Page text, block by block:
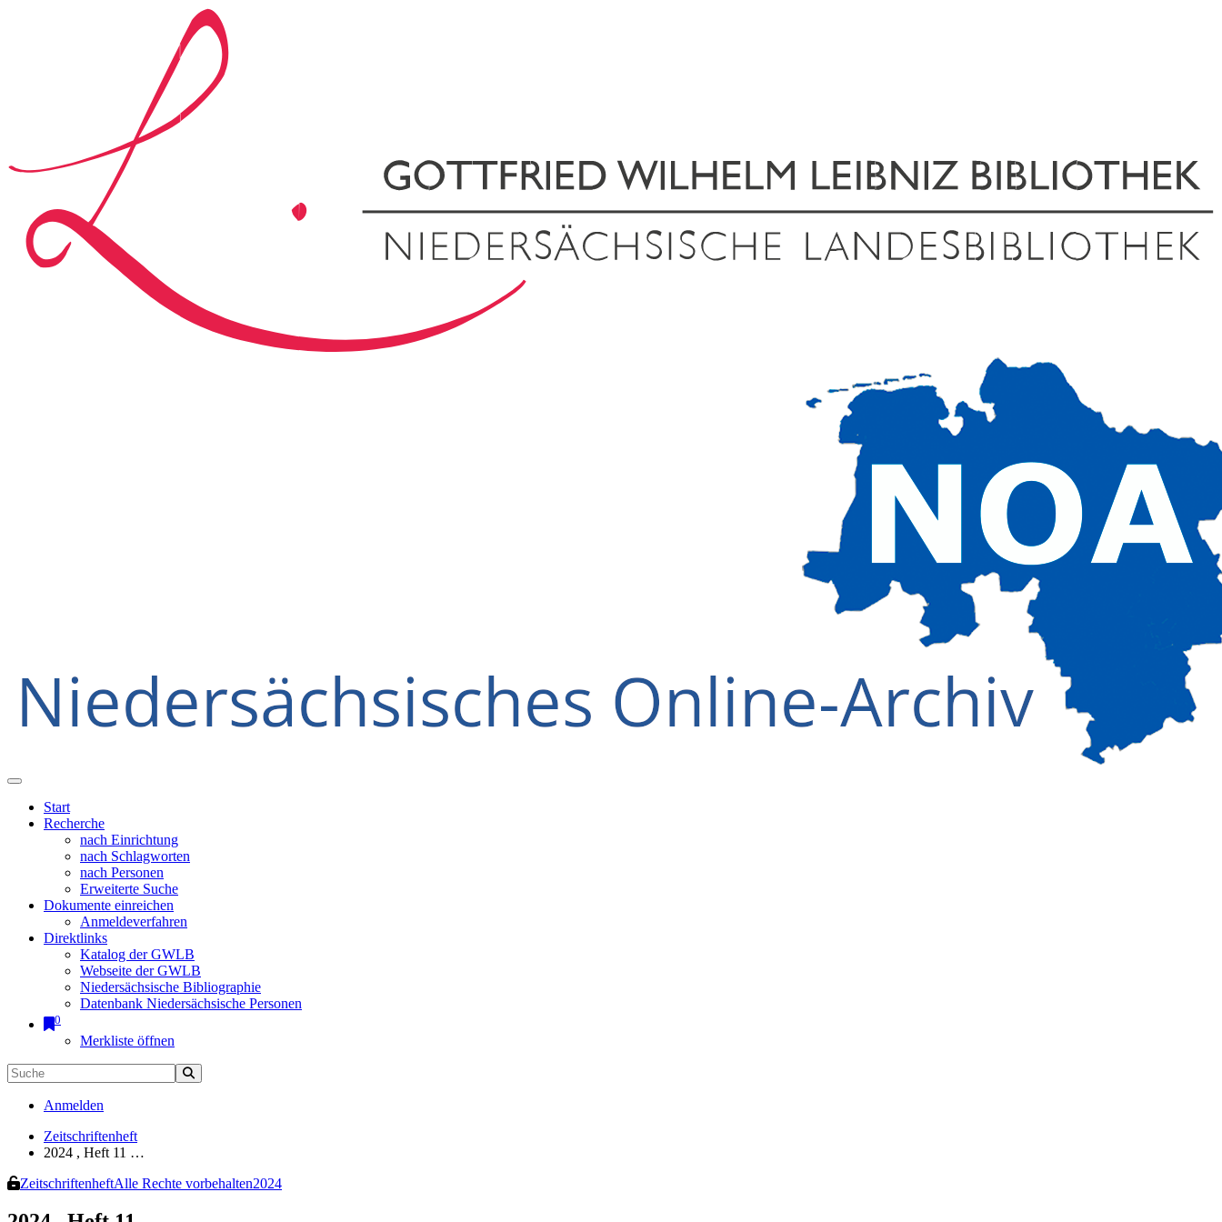
Start
Recherche
nach Einrichtung
nach Schlagworten
nach Personen
Erweiterte Suche
Dokumente einreichen
Anmeldeverfahren
Direktlinks
Katalog der GWLB
Webseite der GWLB
Niedersächsische Bibliographie
Datenbank Niedersächsische Personen
0
Merkliste öffnen
Anmelden
Zeitschriftenheft
2024 , Heft 11 …
ZeitschriftenheftAlle Rechte vorbehalten2024